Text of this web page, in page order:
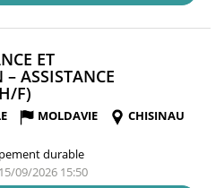
ET
ASSISTANCE
F)
FENÊTRE)
MOLDAVIE
CHISINAU
durable
09/2026 15:50